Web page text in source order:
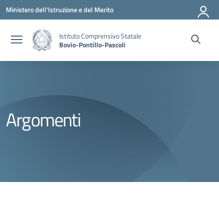
Vai ai contenuti
Vai al menu di navigazione
Vai al footer
Ministero dell'Istruzione e del Merito
Istituto Comprensivo Statale
Bovio-Pontillo-Pascoli
Argomenti